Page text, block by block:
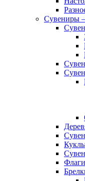
Сувениры
Флаги